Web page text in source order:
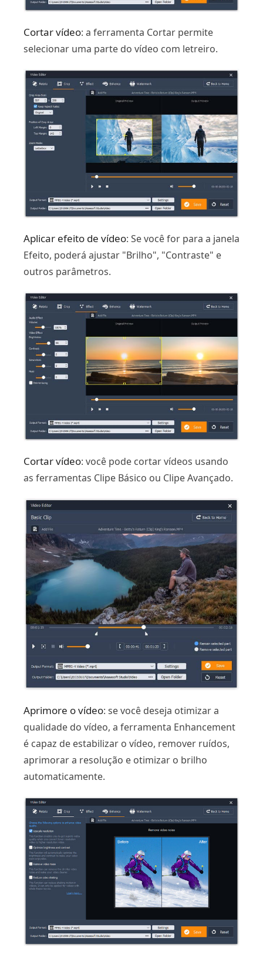
Cortar vídeo: a ferramenta Cortar permite
selecionar uma parte do vídeo com letreiro.
Aplicar efeito de vídeo: Se você for para a janela
Efeito, poderá ajustar "Brilho", "Contraste" e
outros parâmetros.
Cortar vídeo: você pode cortar vídeos usando
as ferramentas Clipe Básico ou Clipe Avançado.
Aprimore o vídeo: se você deseja otimizar a
qualidade do vídeo, a ferramenta Enhancement
é capaz de estabilizar o vídeo, remover ruídos,
aprimorar a resolução e otimizar o brilho
automaticamente.